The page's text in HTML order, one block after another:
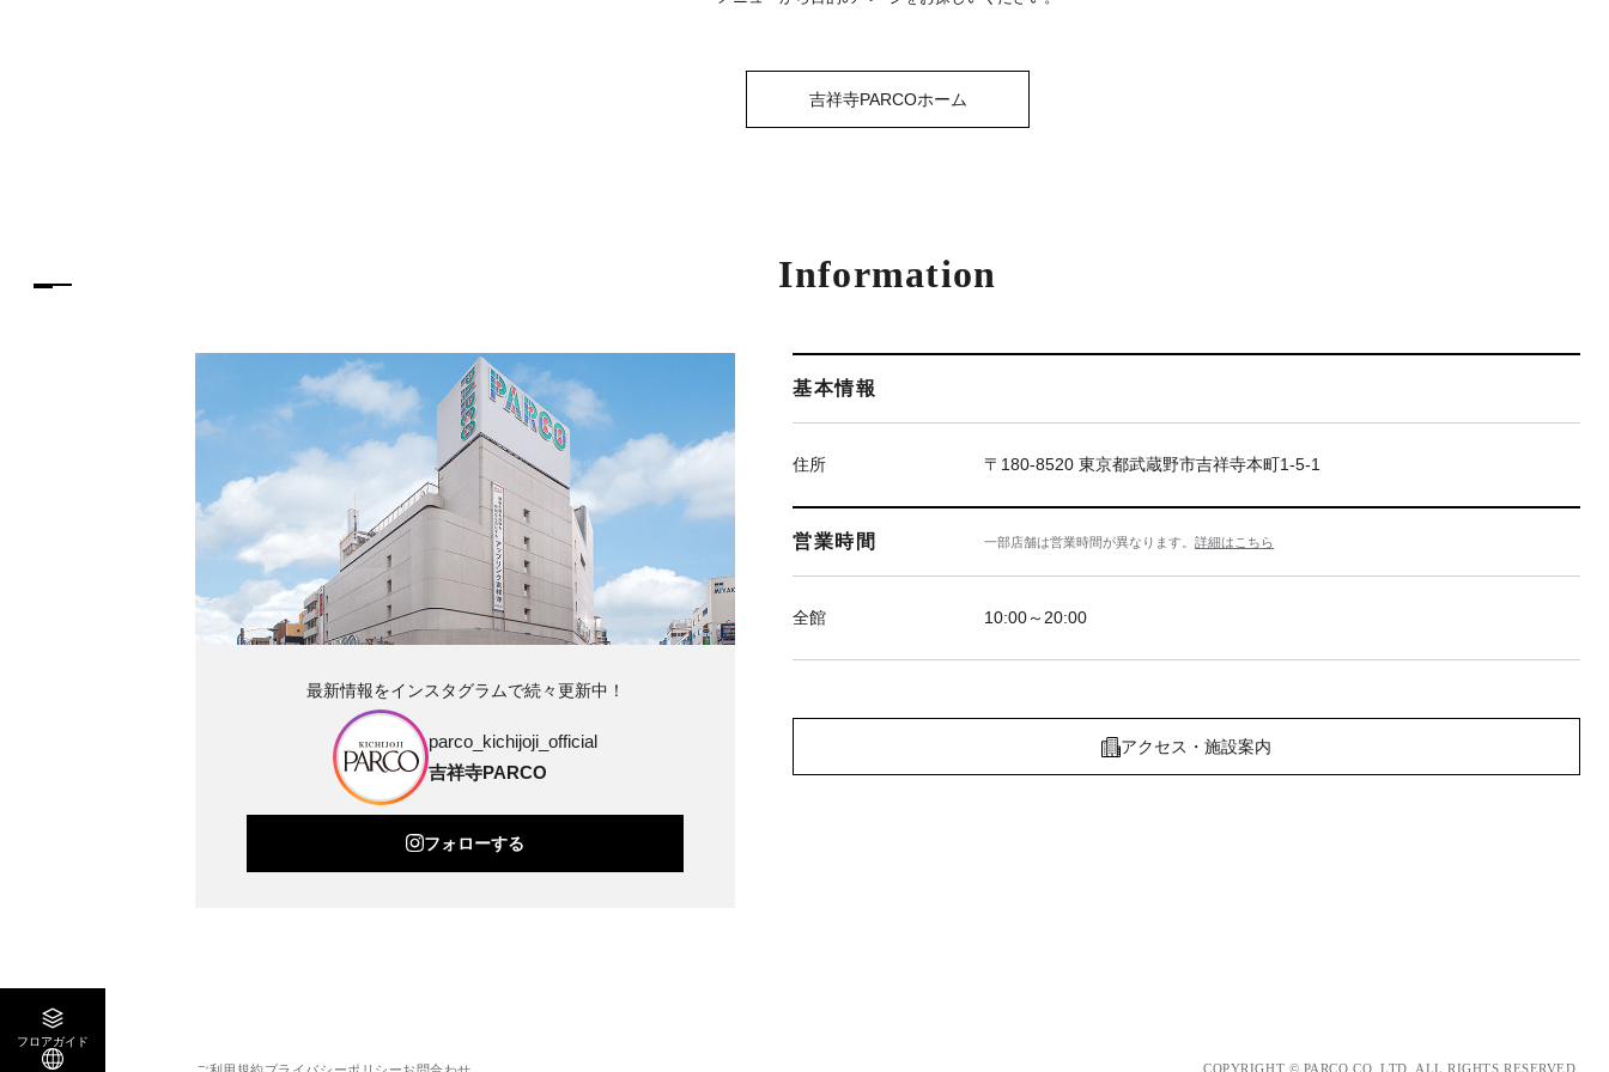
フロアガイド
吉祥寺PARCOホーム
Information
基本情報
住所 〒180-8520 東京都武蔵野市吉祥寺本町1-5-1
営業時間 一部店舗は営業時間が異なります。詳細はこちら
全館 10:00～20:00
アクセス・施設案内
最新情報をインスタグラムで続々更新中！
parco_kichijoji_official
吉祥寺PARCO
フォローする
COPYRIGHT © PARCO.CO.,LTD. ALL RIGHTS RESERVED.